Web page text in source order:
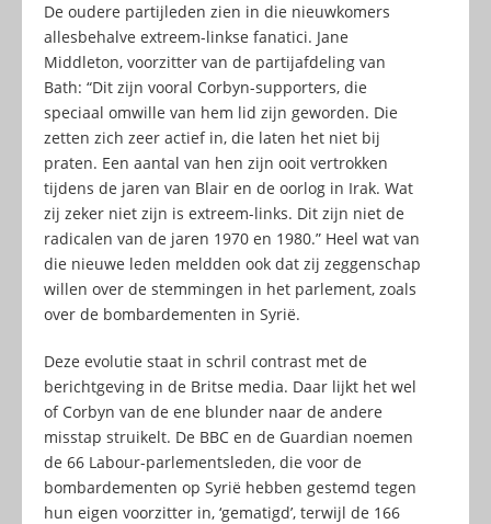
De oudere partijleden zien in die nieuwkomers
allesbehalve extreem-linkse fanatici. Jane
Middleton, voorzitter van de partijafdeling van
Bath: “Dit zijn vooral Corbyn-supporters, die
speciaal omwille van hem lid zijn geworden. Die
zetten zich zeer actief in, die laten het niet bij
praten. Een aantal van hen zijn ooit vertrokken
tijdens de jaren van Blair en de oorlog in Irak. Wat
zij zeker niet zijn is extreem-links. Dit zijn niet de
radicalen van de jaren 1970 en 1980.” Heel wat van
die nieuwe leden meldden ook dat zij zeggenschap
willen over de stemmingen in het parlement, zoals
over de bombardementen in Syrië.
Deze evolutie staat in schril contrast met de
berichtgeving in de Britse media. Daar lijkt het wel
of Corbyn van de ene blunder naar de andere
misstap struikelt. De BBC en de Guardian noemen
de 66 Labour-parlementsleden, die voor de
bombardementen op Syrië hebben gestemd tegen
hun eigen voorzitter in, ‘gematigd’, terwijl de 166